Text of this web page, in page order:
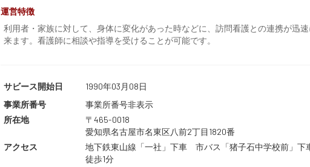
運営特徴
利用者・家族に対して、身体に変化があった時などに、訪問看護との連携が迅
来ます。看護師に相談や指導を受けることが可能です。
サビース開始日
1990年03月08日
事業所番号
事業所番号非表示
所在地
〒465-0018
愛知県名古屋市名東区八前2丁目1820番
アクセス
地下鉄東山線「一社」下車 市バス「猪子石中学校前」
徒歩1分